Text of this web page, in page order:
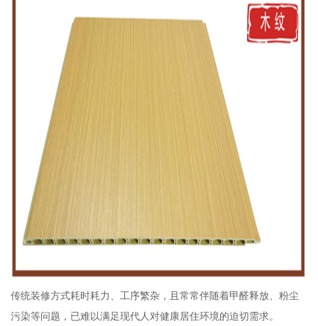
传统装修方式耗时耗力、工序繁杂，且常常伴随着甲醛释放、粉尘
污染等问题，已难以满足现代人对健康居住环境的迫切需求。